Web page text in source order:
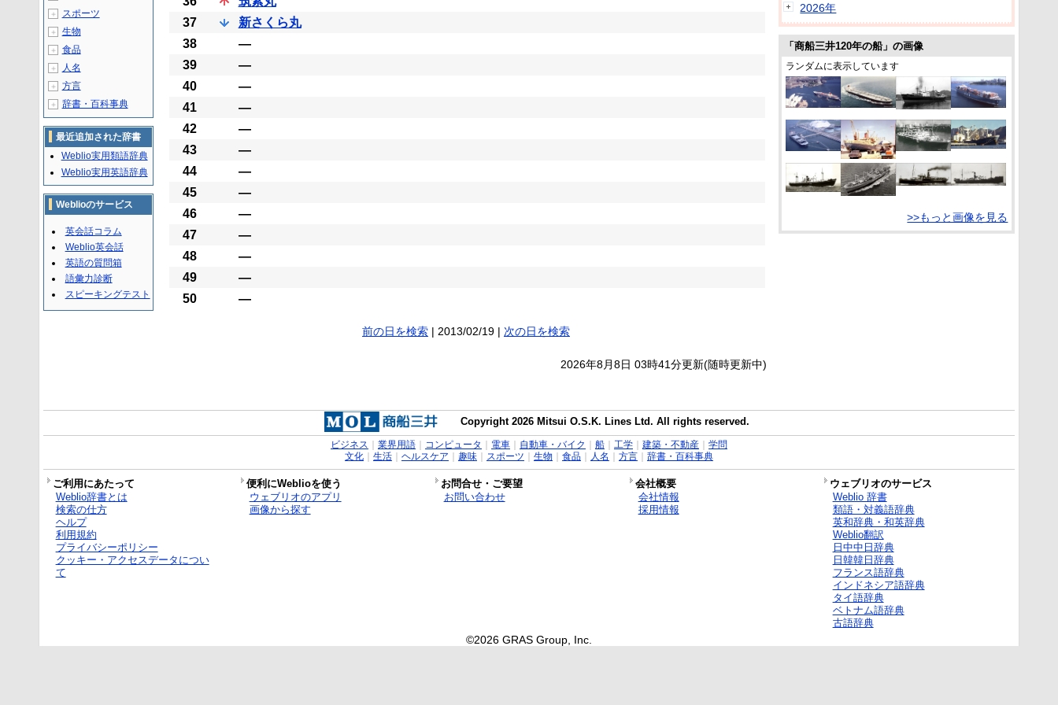
37
新さくら丸
38
―
39
―
40
―
41
―
42
―
43
―
44
―
45
―
46
―
47
―
48
―
49
―
50
―
前の日を検索| 2013/02/19 | 次の日を検索
2026年8月8日 03時41分更新(随時更新中)
＋ スポーツ
＋ 生物
＋ 食品
＋ 人名
＋ 方言
＋ 辞書・百科事典
最近追加された辞書
Weblio実用類語辞典
Weblio実用英語辞典
Weblioのサービス
英会話コラム
Weblio英会話
英語の質問箱
語彙力診断
スピーキングテスト
2026年
「商船三井120年の船」の画像
ランダムに表示しています
>>もっと画像を見る
Copyright 2026 Mitsui O.S.K. Lines Ltd. All rights reserved.
ビジネス 業界用語｜ コンピュータ 電車｜ 自動車・バイク 船｜ 工学｜ 建築・不動産｜ 学問
文化｜ 生活｜ ヘルスケア 趣味｜ スポーツ 生物 食品｜ 人名 方言｜ 辞書・百科事典
ご利用にあたって 便利にWeblioを使う お問合せ・ご要望 会社概要
ウェブリオのサービス
Weblio辞書とは
検索の仕方
ヘルプ
利用規約
プライバシーポリシー
クッキー・アクセスデータについ
て
ウェブリオのアプリ
画像から探す
お問い合わせ
会社情報
採用情報
Weblio 辞書
類語・対義語辞典
英和辞典・和英辞典
Weblio翻訳
日中中日辞典
日韓韓日辞典
フランス語辞典
インドネシア語辞典
タイ語辞典
ベトナム語辞典
古語辞典
©2026 GRAS Group, Inc.